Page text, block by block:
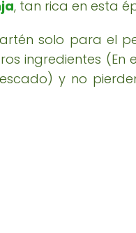
, tan rica en esta
solo para el
ingredientes
y no